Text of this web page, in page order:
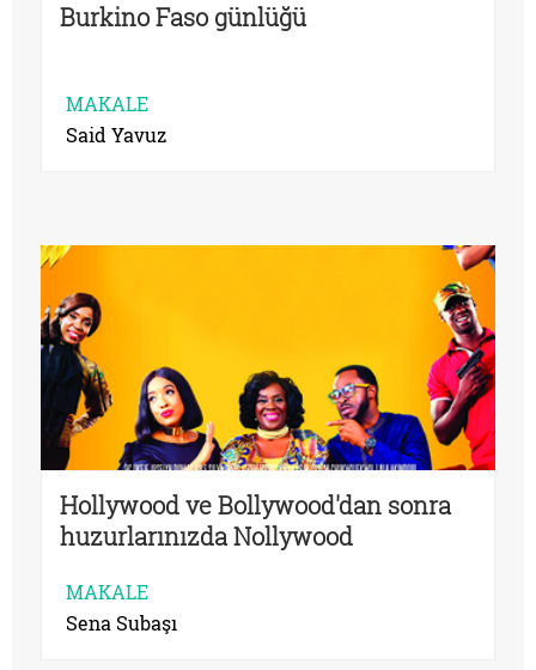
Burkino Faso günlüğü
MAKALE
Said Yavuz
Hollywood ve Bollywood'dan sonra
huzurlarınızda Nollywood
MAKALE
Sena Subaşı